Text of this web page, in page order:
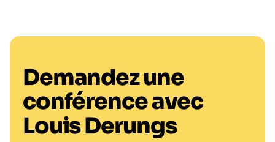
Demandez une
conférence avec
Louis Derungs